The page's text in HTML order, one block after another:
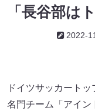
「長谷部は
2022-
ドイツサッカート
名門チーム「アイン